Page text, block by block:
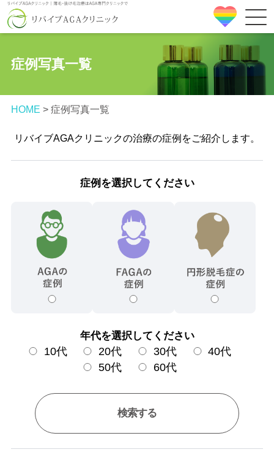
症例写真一覧
HOME > 症例写真一覧
リバイブAGAクリニックの治療の症例をご紹介します。
症例を選択してください
年代を選択してください
10代 20代 30代
40代
50代
60代
検索する